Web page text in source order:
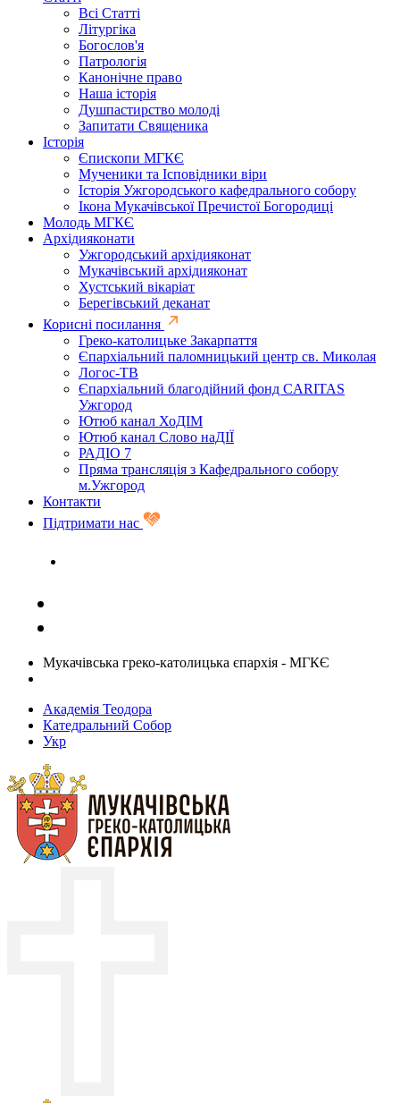
Всі Статті
Літургіка
Богослов'я
Патрологія
Канонічне право
Наша історія
Душпастирство молоді
Запитати Священика
Історія
Єпископи МГКЄ
Мученики та Ісповідники віри
Історія Ужгородського кафедрального собору
Ікона Мукачівської Пречистої Богородиці
Молодь МГКЄ
Архідияконати
Ужгородський архідияконат
Мукачівський архідияконат
Хустський вікаріат
Берегівський деканат
Корисні посилання
Греко-католицьке Закарпаття
Єпархіальний паломницький центр св. Миколая
Логос-ТВ
Єпархіальний благодійний фонд CARITAS
Ужгород
Ютюб канал ХоДІМ
Ютюб канал Слово наДІЇ
РАДІО 7
Пряма трансляція з Кафедрального собору
м.Ужгород
Контакти
Підтримати нас
Мукачівська греко-католицька єпархія - МГКЄ
Академія Теодора
Катедральний Собор
Укр